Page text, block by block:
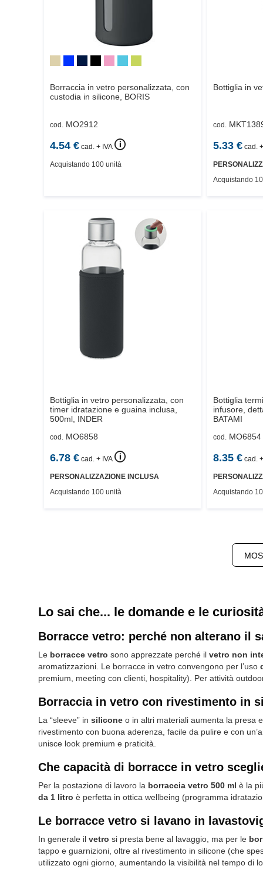
Borraccia in vetro personalizzata, con
custodia in silicone, BORIS
cod. MO2912
4.54 € cad. + IVA 🛈
Acquistando 100 unità
Bottiglia in
cod.
5.33€ cad.
Acquistando
Bottiglia in vetro personalizzata, con
timer idratazione e guaina inclusa,
500ml, INDER
cod. MO6858
6.78 € cad. + IVA 🛈
PERSONALIZZAZIONE INCLUSA
Acquistando 100 unità
Bottiglia
infusore,
BATAMI
cod. MO6854
8.35€ cad.
Acquistando
Lo sai che... le domande e le
Borracce vetro: perché non alterano il
Le borracce vetro sono apprezzate perché il vetro non
aromatizzazioni. Le borracce in vetro convengono per l’uso
premium, meeting con clienti, hospitality). Per attività
Borraccia in vetro con rivestimento in
La “sleeve” in silicone o in altri materiali aumenta la presa
rivestimento con buona aderenza, facile da pulire e con
unisce look premium e praticità.
Che capacità di borracce in vetro
Per la postazione di lavoro la borraccia vetro 500 ml è la
da 1 litro è perfetta in ottica wellbeing (programma
Le borracce vetro si lavano in
In generale il vetro si presta bene al lavaggio, ma per le
tappo e guarnizioni, oltre al rivestimento in silicone (che
utilizzato ogni giorno, aumentando la visibilità nel tempo di